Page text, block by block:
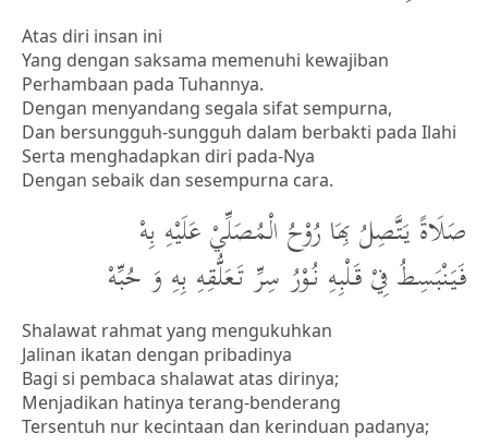
Atas diri insan ini
Yang dengan saksama memenuhi kewajiban
Perhambaan pada Tuhannya.
Dengan menyandang segala sifat sempurna,
Dan bersungguh-sungguh dalam berbakti pada Ilahi
Serta menghadapkan diri pada-Nya
Dengan sebaik dan sesempurna cara.
صَلَاةً يَتَّصِلُ بِهَا رُوْحُ الْمُصَلِّيْ عَلَيْهِ بِهْ
فَيَنْبَسِطُ فِيْ قَلْبِهِ نُوْرُ سِرِّ تَعَلُّقِهِ بِهِ وَ حُبِّهْ
Shalawat rahmat yang mengukuhkan
Jalinan ikatan dengan pribadinya
Bagi si pembaca shalawat atas dirinya;
Menjadikan hatinya terang-benderang
Tersentuh nur kecintaan dan kerinduan padanya;